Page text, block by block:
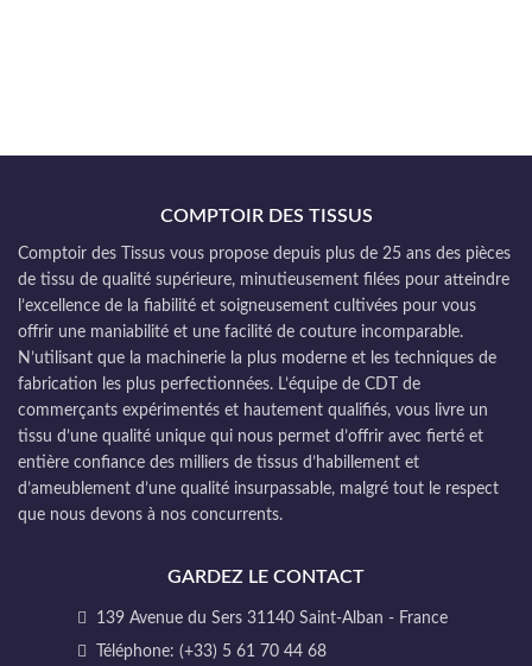
COMPTOIR DES TISSUS
Comptoir des Tissus vous propose depuis plus de 25 ans des pièces
de tissu de qualité supérieure, minutieusement filées pour atteindre
l’excellence de la fiabilité et soigneusement cultivées pour vous
offrir une maniabilité et une facilité de couture incomparable.
N’utilisant que la machinerie la plus moderne et les techniques de
fabrication les plus perfectionnées. L’équipe de CDT de
commerçants expérimentés et hautement qualifiés, vous livre un
tissu d’une qualité unique qui nous permet d’offrir avec fierté et
entière confiance des milliers de tissus d’habillement et
d’ameublement d’une qualité insurpassable, malgré tout le respect
que nous devons à nos concurrents.
GARDEZ LE CONTACT
139 Avenue du Sers 31140 Saint-Alban - France
Téléphone: (+33) 5 61 70 44 68